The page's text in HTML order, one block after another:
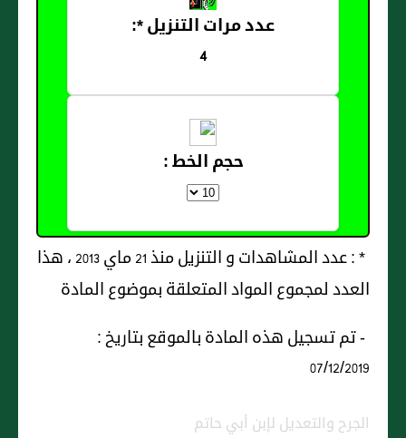
عدد مرات التنزيل *:
4
حجم الخط :
* : عدد المشاهدات و التنزيل منذ 21 ماي 2013 ، هذا
العدد لمجموع المواد المتعلقة بموضوع المادة
- تم تسجيل هذه المادة بالموقع بتاريخ :
07/12/2019
الجرح والتعديل لإبن أبي حاتم